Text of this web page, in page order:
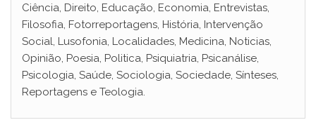
Ciência, Direito, Educação, Economia, Entrevistas,
Filosofia, Fotorreportagens, História, Intervenção
Social, Lusofonia, Localidades, Medicina, Noticias,
Opinião, Poesia, Politica, Psiquiatria, Psicanálise,
Psicologia, Saúde, Sociologia, Sociedade, Sínteses,
Reportagens e Teologia.